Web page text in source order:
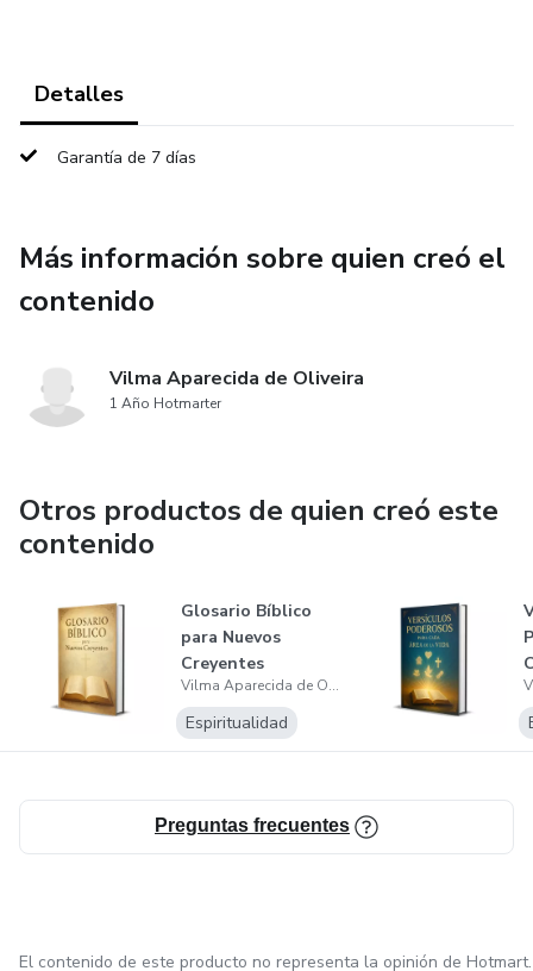
Detalles
Garantía de 7 días
Más información sobre quien creó el
contenido
Vilma Aparecida de Oliveira
1 Año Hotmarter
Otros productos de quien creó este
contenido
Glosario Bíblico
para Nuevos
Creyentes
Vilma Aparecida de Oliveira
Espiritualidad
Preguntas frecuentes
El contenido de este producto no representa la opinión de Hotmart.